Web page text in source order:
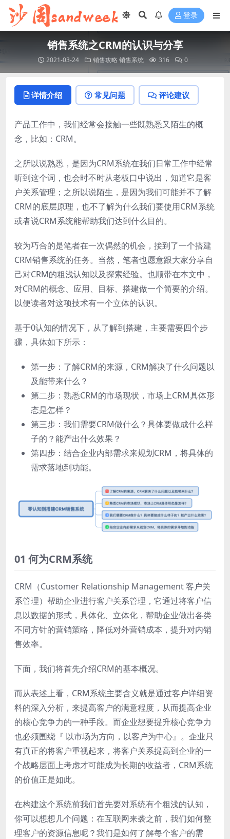
登录
销售系统之CRM的认识与分享
2021-03-24 销售攻略销售系统 316 0
详情介绍 常见问题 评论建议
产品工作中，我们经常会接触一些既熟悉又陌生的概
念，比如：CRM。
之所以说熟悉，是因为CRM系统在我们日常工作中经常
听到这个词，也会时不时从老板口中说出，知道它是客
户关系管理；之所以说陌生，是因为我们可能并不了解
CRM的底层原理，也不了解为什么我们要使用CRM系统
或者说CRM系统能帮助我们达到什么目的。
较为巧合的是笔者在一次偶然的机会，接到了一个搭建
CRM销售系统的任务。当然，笔者也愿意跟大家分享自
己对CRM的粗浅认知以及探索经验。也顺带在本文中，
对CRM的概念、应用、目标、搭建做一个简要的介绍。
以便读者对这项技术有一个立体的认识。
基于0认知的情况下，从了解到搭建，主要需要四个步
骤，具体如下所示：
第一步：了解CRM的来源，CRM解决了什么问题以
及能带来什么？
第二步：熟悉CRM的市场现状，市场上CRM具体形
态是怎样？
第三步：我们需要CRM做什么？具体要做成什么样
子的？能产出什么效果？
第四步：结合企业内部需求来规划CRM，将具体的
需求落地到功能。
01 何为CRM系统
CRM（Customer Relationship Management 客户关
系管理）帮助企业进行客户关系管理，它通过将客户信
息以数据的形式，具体化、立体化，帮助企业做出各类
不同方针的营销策略，降低对外营销成本，提升对内销
售效率。
下面，我们将首先介绍CRM的基本概况。
而从表述上看，CRM系统主要含义就是通过客户详细资
料的深入分析，来提高客户的满意程度，从而提高企业
的核心竞争力的一种手段。而企业想要提升核心竞争力
也必须围绕『 以市场为方向，以客户为中心』。企业只
有真正的将客户重视起来，将客户关系提高到企业的一
个战略层面上考虑才可能成为长期的收益者，CRM系统
的价值正是如此。
在构建这个系统前我们首先要对系统有个粗浅的认知，
你可以想想几个问题：在互联网来袭之前，我们如何整
理客户的资源信息呢？我们是如何了解每个客户的需